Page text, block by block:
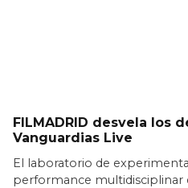
FILMADRID desvela los
Vanguardias Live
El laboratorio de
performance multidisciplinar